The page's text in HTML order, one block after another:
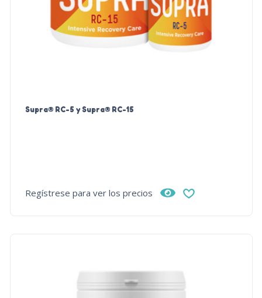
Supra® RC-5 y Supra® RC-15
Regístrese para ver los precios